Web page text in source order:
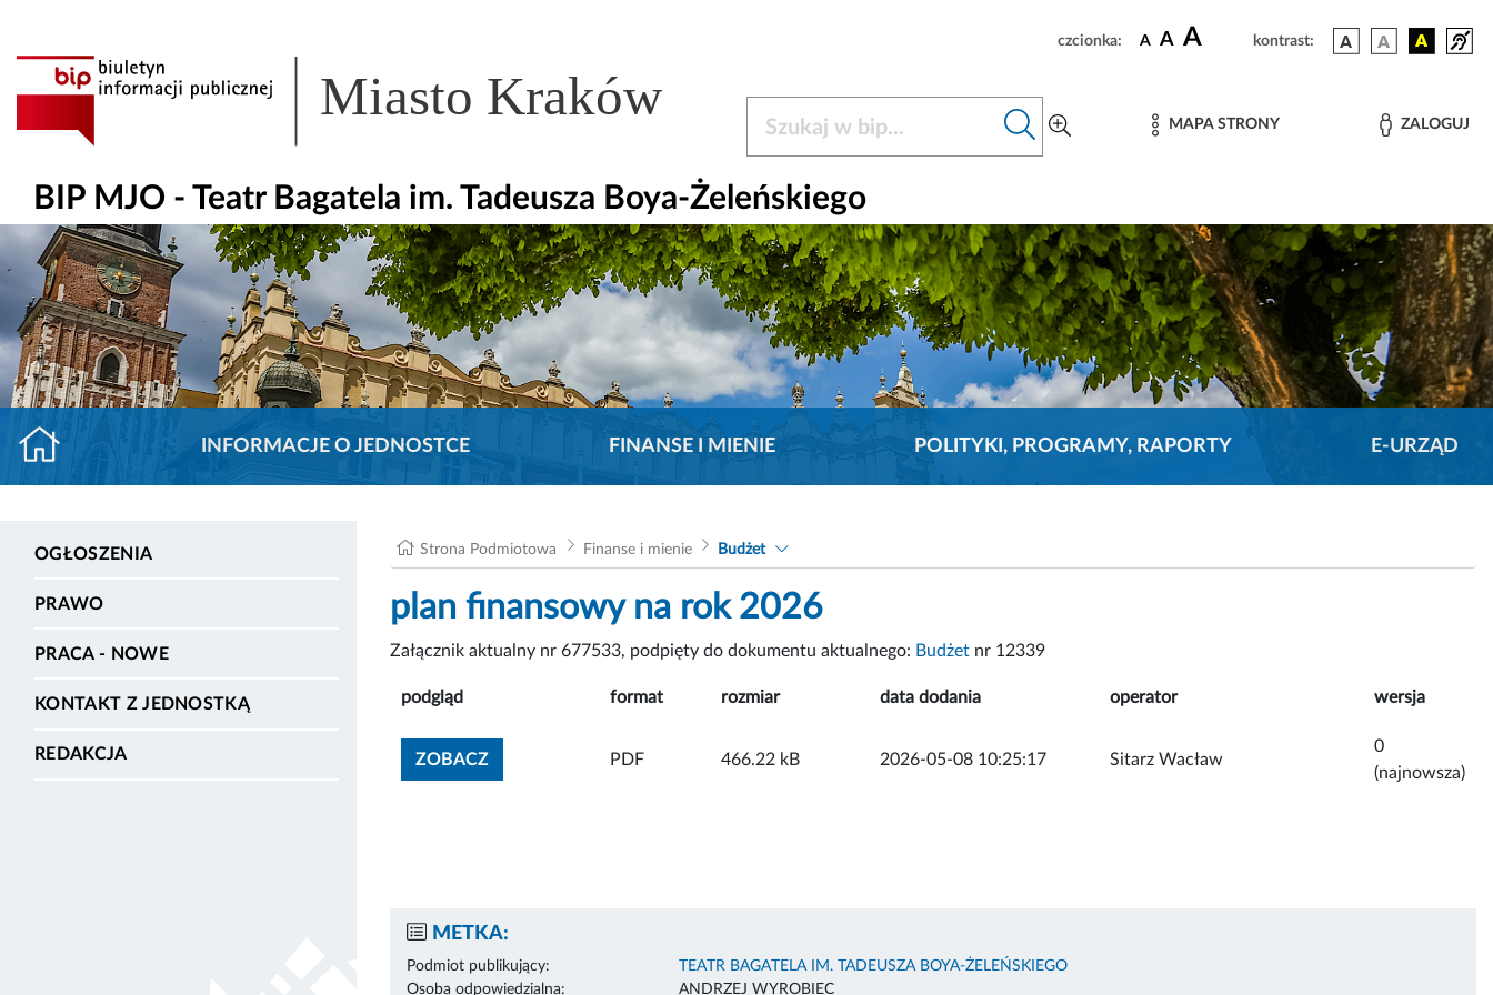
czcionka: A A A kontrast:
Miasto Kraków MAPA STRONY ZALOGUJ
BIP MJO - Teatr Bagatela im. Tadeusza Boya-Żeleńskiego
INFORMACJE O JEDNOSTCE FINANSE I MIENIE POLITYKI, PROGRAMY, RAPORTY E-URZĄD
OGŁOSZENIA
PRAWO
PRACA - NOWE
KONTAKT Z JEDNOSTKĄ
REDAKCJA
Strona Podmiotowa Finanse i mienie Budżet
plan finansowy na rok 2026
Załącznik aktualny nr 677533, podpięty do dokumentu aktualnego: Budżet nr 12339
podgląd format rozmiar data dodania operator wersja
ZOBACZZOBACZ ZAŁĄCZNIK
PDF 466.22 kB 2026-05-08 10:25:17 Sitarz Wacław
0
(najnowsza)
METKA:
Podmiot publikujący:
TEATR BAGATELA IM. TADEUSZA BOYA-ŻELEŃSKIEGO
Osoba odpowiedzialna:
ANDRZEJ WYROBIEC